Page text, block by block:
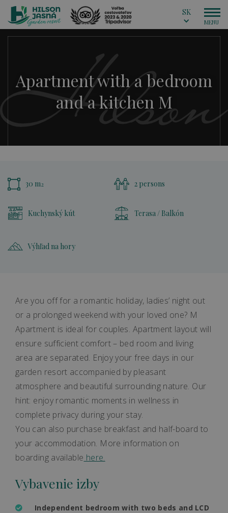
SK
Apartment with a bedroom
and a kitchen M
30 m2 2 persons
Kuchynský kút Terasa / Balkón
Výhľad na hory
Are you off for a romantic holiday, ladies’ night out
or a prolonged weekend with your loved one? M
Apartment is ideal for couples. Apartment layout will
ensure sufficient comfort – bed room and living
area are separated. Enjoy your free days in our
garden resort accompanied by pleasant
atmosphere and beautiful surrounding nature. Our
hint: enjoy romantic moments in wellness in
complete privacy during your stay.
You can also purchase breakfast and half-board to
your accommodation. More information on
boarding available here.
Vybavenie izby
Independent bedroom with two beds and LCD